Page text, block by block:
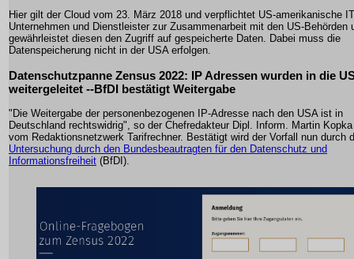
Hier gilt der Cloud vom 23. März 2018 und verpflichtet US-amerikanische
Unternehmen und Dienstleister zur Zusammenarbeit mit den US-Behörden
gewährleistet diesen den Zugriff auf gespeicherte Daten. Dabei muss die
Datenspeicherung nicht in der USA erfolgen.
Datenschutzpanne Zensus 2022: IP Adressen wurden in die
weitergeleitet --BfDI bestätigt Weitergabe
"Die Weitergabe der personenbezogenen IP-Adresse nach den USA ist in
Deutschland rechtswidrig", so der Chefredakteur Dipl. Inform. Martin Kopka
vom Redaktionsnetzwerk Tarifrechner. Bestätigt wird der Vorfall nun durch
Untersuchung durch den Bundesbeautragten für den Datenschutz und
Informationsfreiheit (BfDI).